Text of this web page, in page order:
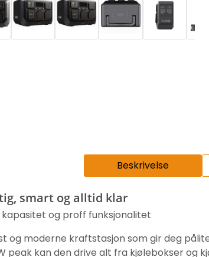
Beskrivelse
smart og alltid klar
og proff funksjonalitet
og moderne kraftstasjon som gir deg
peak kan den drive alt fra kjølebokser